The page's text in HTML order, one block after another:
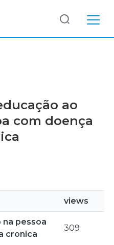
ao
com doença
views
pessoa
cronica
309